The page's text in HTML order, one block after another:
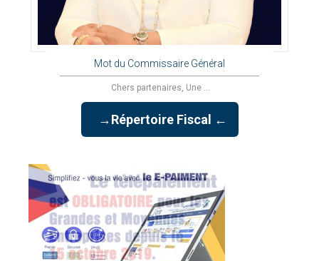
Mot du Commissaire Général
Chers partenaires, Une ...
→Répertoire Fiscal ←